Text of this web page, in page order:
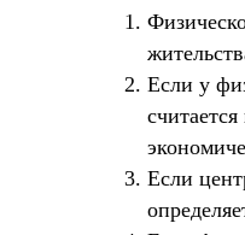
Если у
Если